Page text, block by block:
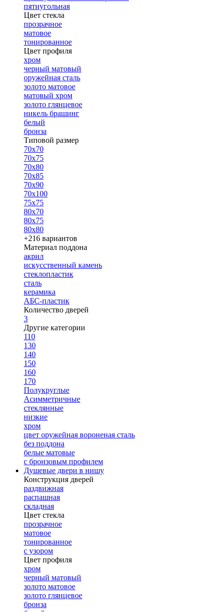
пятиугольная
Цвет стекла
прозрачное
матовое
тонированное
Цвет профиля
хром
черный матовый
оружейная сталь
золото матовое
матовый хром
золото глянцевое
никель брашинг
белый
бронза
Типовой размер
70х70
70х75
70х80
70х85
70х90
70х100
75х75
80х70
80х75
80х80
+216 вариантов
Материал поддона
акрил
искусственный камень
стеклопластик
сталь
керамика
АБС-пластик
Количество дверей
3
Другие категории
110
130
140
150
160
170
Полукруглые
Асимметричные
стеклянные
низкие
хром
цвет оружейная вороненая сталь
без поддона
белые матовые
с бронзовым профилем
Душевые двери в нишу
Конструкция дверей
раздвижная
распашная
складная
Цвет стекла
прозрачное
матовое
тонированное
с узором
Цвет профиля
хром
черный матовый
золото матовое
золото глянцевое
бронза